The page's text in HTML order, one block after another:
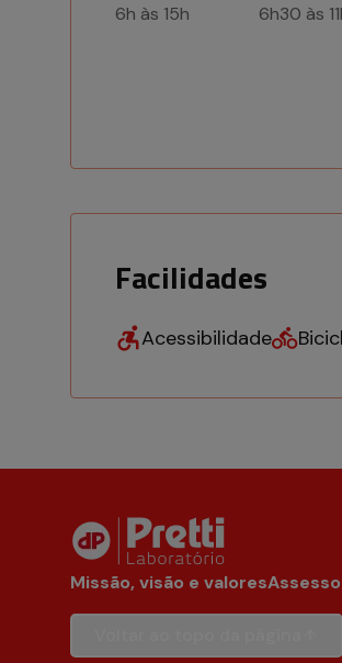
6h às 15h
6h30 às
Facilidades
Acessibilidade
Missão, visão e valores